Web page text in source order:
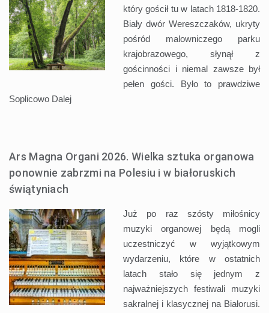
który gościł tu w latach 1818-1820.
Biały dwór Wereszczaków, ukryty
pośród malowniczego parku
krajobrazowego, słynął z
gościnności i niemal zawsze był
pełen gości. Było to prawdziwe
Soplicowo Dalej
Ars Magna Organi 2026. Wielka sztuka organowa
ponownie zabrzmi na Polesiu i w białoruskich
świątyniach
Już po raz szósty miłośnicy
muzyki organowej będą mogli
uczestniczyć w wyjątkowym
wydarzeniu, które w ostatnich
latach stało się jednym z
najważniejszych festiwali muzyki
sakralnej i klasycznej na Białorusi.